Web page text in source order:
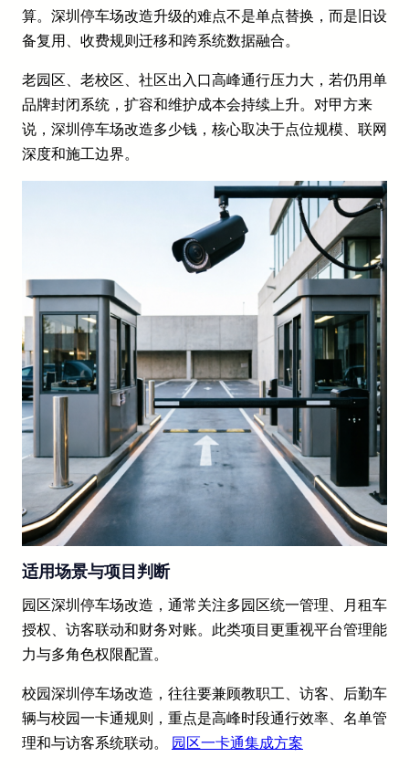
算。深圳停车场改造升级的难点不是单点替换，而是旧设
备复用、收费规则迁移和跨系统数据融合。
老园区、老校区、社区出入口高峰通行压力大，若仍用单
品牌封闭系统，扩容和维护成本会持续上升。对甲方来
说，深圳停车场改造多少钱，核心取决于点位规模、联网
深度和施工边界。
适用场景与项目判断
园区深圳停车场改造，通常关注多园区统一管理、月租车
授权、访客联动和财务对账。此类项目更重视平台管理能
力与多角色权限配置。
校园深圳停车场改造，往往要兼顾教职工、访客、后勤车
辆与校园一卡通规则，重点是高峰时段通行效率、名单管
理和与访客系统联动。
园区一卡通集成方案